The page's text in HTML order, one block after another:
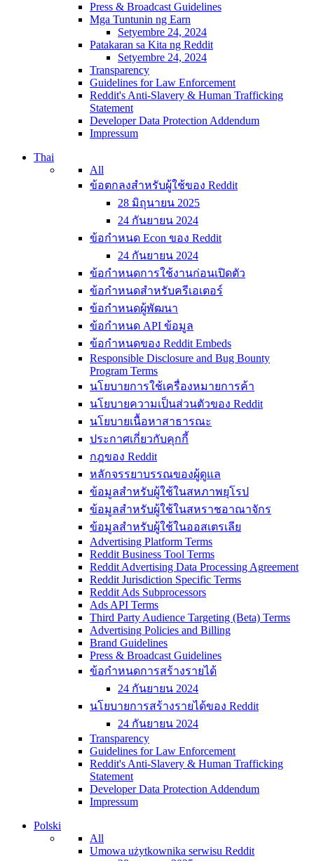
Press & Broadcast Guidelines
Mga Tuntunin ng Earn
Setyembre 24, 2024
Patakaran sa Kita ng Reddit
Setyembre 24, 2024
Transparency
Guidelines for Law Enforcement
Reddit's Anti-Slavery & Human Trafficking
Statement
Developer Data Protection Addendum
Impressum
Thai
All
ข้อตกลงสำหรับผู้ใช้ของ Reddit
28 มิถุนายน 2025
24 กันยายน 2024
ข้อกำหนด Econ ของ Reddit
24 กันยายน 2024
ข้อกำหนดการใช้งานก่อนเปิดตัว
ข้อกำหนดสำหรับครีเอเตอร์
ข้อกำหนดผู้พัฒนา
ข้อกำหนด API ข้อมูล
ข้อกำหนดของ Reddit Embeds
Responsible Disclosure and Bug Bounty
Program Terms
นโยบายการใช้เครื่องหมายการค้า
นโยบายความเป็นส่วนตัวของ Reddit
นโยบายเนื้อหาสาธารณะ
ประกาศเกี่ยวกับคุกกี้
กฎของ Reddit
หลักจรรยาบรรณของผู้ดูแล
ข้อมูลสำหรับผู้ใช้ในสหภาพยุโรป
ข้อมูลสำหรับผู้ใช้ในสหราชอาณาจักร
ข้อมูลสำหรับผู้ใช้ในออสเตรเลีย
Advertising Platform Terms
Reddit Business Tool Terms
Reddit Advertising Data Processing Agreement
Reddit Jurisdiction Specific Terms
Reddit Ads Subprocessors
Ads API Terms
Third Party Audience Targeting (Beta) Terms
Advertising Policies and Billing
Brand Guidelines
Press & Broadcast Guidelines
ข้อกำหนดการสร้างรายได้
24 กันยายน 2024
นโยบายการสร้างรายได้ของ Reddit
24 กันยายน 2024
Transparency
Guidelines for Law Enforcement
Reddit's Anti-Slavery & Human Trafficking
Statement
Developer Data Protection Addendum
Impressum
Polski
All
Umowa użytkownika serwisu Reddit